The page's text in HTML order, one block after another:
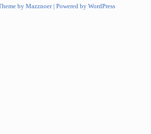
by Mazznoer | Powered by WordPress